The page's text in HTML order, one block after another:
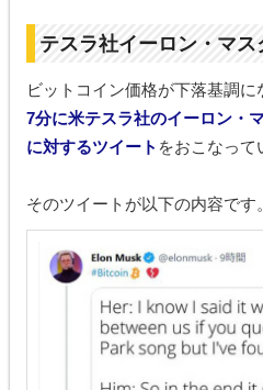
テスラ社イーロン・マス
ビットコイン価格が下落基調に
7分に米テスラ社のイーロン・
に対するツイート をおこなって
そのツイートが以下の内容です。